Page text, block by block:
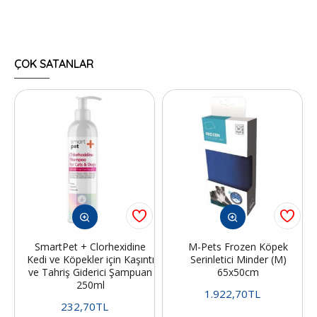
ÇOK SATANLAR
SmartPet + Clorhexidine
Kedi ve Köpekler için Kaşıntı
ve Tahriş Giderici Şampuan
250ml
232,70TL
M-Pets Frozen Köpek
Serinletici Minder (M)
65x50cm
1.922,70TL